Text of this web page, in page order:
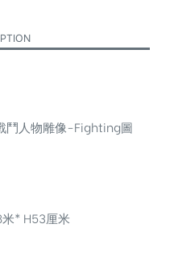
人物雕像-Fighting圖
* H53厘米